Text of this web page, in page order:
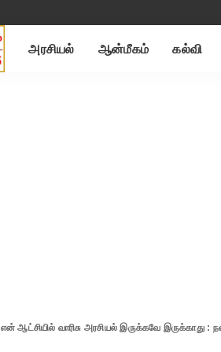
அரசியல் ஆன்மீகம் கல்வி
என் ஆட்சியில் வாரிசு அரசியல் இருக்கவே இருக்காது :